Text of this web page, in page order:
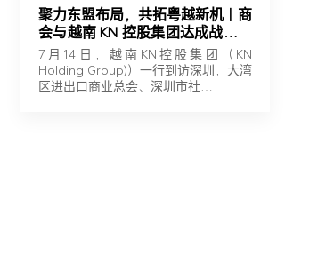
聚力东盟布局，共拓粤越新机｜商
会与越南 KN 控股集团达成战略合
作
7月14日，越南KN控股集团（KN
Holding Group)）一行到访深圳，大湾
区进出口商业总会、深圳市社…